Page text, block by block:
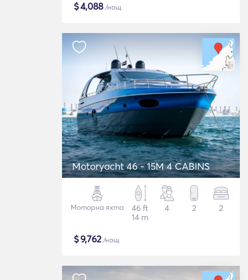
$4,088/нощ
Motoryacht 46 - 15M 4 CABINS
Моторна яхта
46 ft
14 m
4 2 2
$9,762/нощ